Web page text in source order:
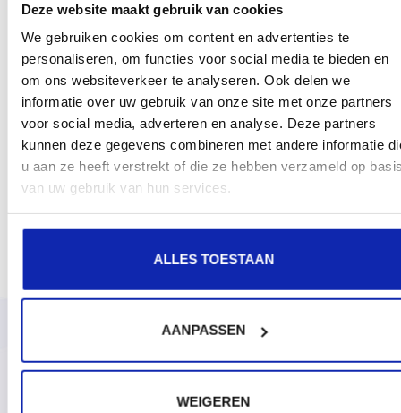
Deze website maakt gebruik van cookies
We gebruiken cookies om content en advertenties te
personaliseren, om functies voor social media te bieden en
om ons websiteverkeer te analyseren. Ook delen we
informatie over uw gebruik van onze site met onze partners
voor social media, adverteren en analyse. Deze partners
kunnen deze gegevens combineren met andere informatie
u aan ze heeft verstrekt of die ze hebben verzameld op
van uw gebruik van hun services.
ALLES TOESTAAN
AANPASSEN
WEIGEREN